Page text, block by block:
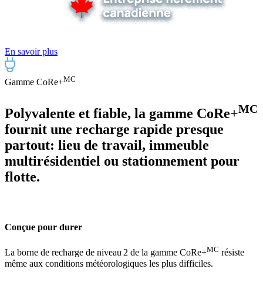
En savoir plus
Gamme CoRe+MC
Polyvalente et fiable, la gamme CoRe+MC
fournit une recharge rapide presque
partout: lieu de travail, immeuble
multirésidentiel ou stationnement pour
flotte.
Conçue pour durer
La borne de recharge de niveau 2 de la gamme CoRe+MC résiste
même aux conditions météorologiques les plus difficiles.